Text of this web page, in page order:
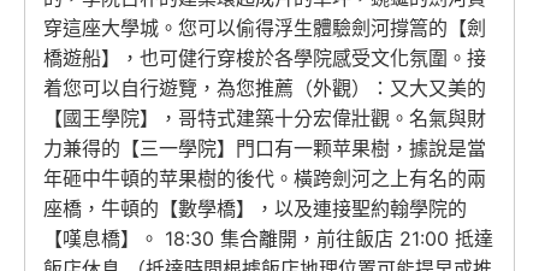
穿這座大學城。您可以偷得浮生體驗劍河撐篙的【劍
橋遊船】，也可健行穿梭於各學院感受文化氛圍。接
着您可以自行遊覽，為您推薦（外觀）：又大又美的
【國王學院】，哥特式建築十分宏偉壯觀。名氣與財
力兼得的【三一學院】門口有一颗苹果樹，據說是當
年砸中牛頓的苹果樹的後代。橫跨劍河之上有名的兩
座橋，牛頓的【數學橋】，以及連接聖約翰學院的
【嘆息橋】。 18:30 集合離開，前往飯店 21:00 抵達